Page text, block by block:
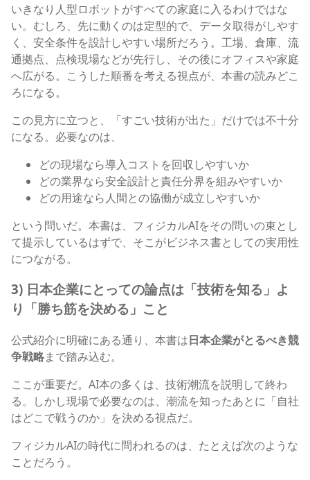
いきなり人型ロボットがすべての家庭に入るわけではな
い。むしろ、先に動くのは定型的で、データ取得がしやす
く、安全条件を設計しやすい場所だろう。工場、倉庫、流
通拠点、点検現場などが先行し、その後にオフィスや家庭
へ広がる。こうした順番を考える視点が、本書の読みどこ
ろになる。
この見方に立つと、「すごい技術が出た」だけでは不十分
になる。必要なのは、
どの現場なら導入コストを回収しやすいか
どの業界なら安全設計と責任分界を組みやすいか
どの用途なら人間との協働が成立しやすいか
という問いだ。本書は、フィジカルAIをその問いの束とし
て提示しているはずで、そこがビジネス書としての実用性
につながる。
3) 日本企業にとっての論点は「技術を知る」よ
り「勝ち筋を決める」こと
公式紹介に明確にある通り、本書は日本企業がとるべき競
争戦略まで踏み込む。
ここが重要だ。AI本の多くは、技術潮流を説明して終わ
る。しかし現場で必要なのは、潮流を知ったあとに「自社
はどこで戦うのか」を決める視点だ。
フィジカルAIの時代に問われるのは、たとえば次のような
ことだろう。